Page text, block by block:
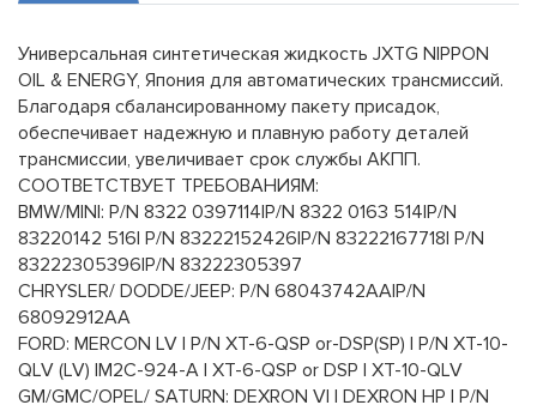
Универсальная синтетическая жидкость JXTG NIPPON
OIL & ENERGY, Япония для автоматических трансмиссий.
Благодаря сбалансированному пакету присадок,
обеспечивает надежную и плавную работу деталей
трансмиссии, увеличивает срок службы АКПП.
СООТВЕТСТВУЕТ ТРЕБОВАНИЯМ:
BMW/MINI: P/N 8322 0397114|P/N 8322 0163 514|P/N
83220142 516| P/N 83222152426|P/N 83222167718| P/N
83222305396|P/N 83222305397
CHRYSLER/ DODDE/JEEP: P/N 68043742AA|P/N
68092912AA
FORD: MERCON LV | P/N XT-6-QSP or-DSP(SP) | P/N XT-10-
QLV (LV) |M2C-924-A | XT-6-QSP or DSP | XT-10-QLV
GM/GMC/OPEL/ SATURN: DEXRON VI | DEXRON HP | P/N